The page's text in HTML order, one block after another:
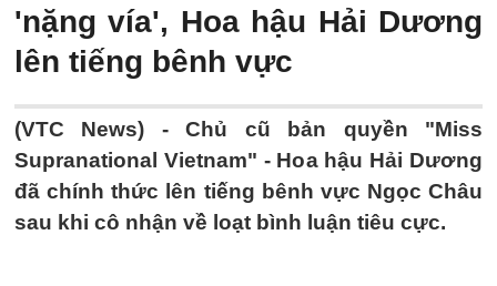
'nặng vía', Hoa hậu Hải Dương
lên tiếng bênh vực
(VTC News) -Chủ cũ bản quyền "Miss
Supranational Vietnam" - Hoa hậu Hải Dương
đã chính thức lên tiếng bênh vực Ngọc Châu
sau khi cô nhận về loạt bình luận tiêu cực.